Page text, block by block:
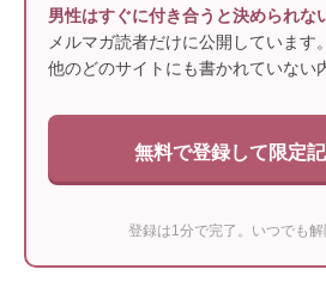
男性はすぐに付き合うと決められな
メルマガ読者だけに公開しています。
他のどのサイトにも書かれていない
無料で登録して限定
登録は1分で完了。いつでも解